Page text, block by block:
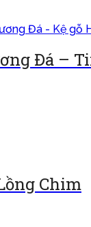
Đá –
Chim